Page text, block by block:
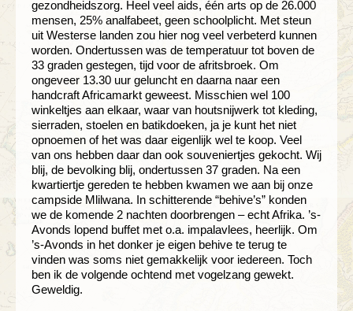
gezondheidszorg. Heel veel aids, één arts op de 26.000
mensen, 25% analfabeet, geen schoolplicht. Met steun
uit Westerse landen zou hier nog veel verbeterd kunnen
worden. Ondertussen was de temperatuur tot boven de
33 graden gestegen, tijd voor de afritsbroek. Om
ongeveer 13.30 uur geluncht en daarna naar een
handcraft Africamarkt geweest. Misschien wel 100
winkeltjes aan elkaar, waar van houtsnijwerk tot kleding,
sierraden, stoelen en batikdoeken, ja je kunt het niet
opnoemen of het was daar eigenlijk wel te koop. Veel
van ons hebben daar dan ook souveniertjes gekocht. Wij
blij, de bevolking blij, ondertussen 37 graden. Na een
kwartiertje gereden te hebben kwamen we aan bij onze
campside Mlilwana. In schitterende “behive’s” konden
we de komende 2 nachten doorbrengen – echt Afrika. ’s-
Avonds lopend buffet met o.a. impalavlees, heerlijk. Om
’s-Avonds in het donker je eigen behive te terug te
vinden was soms niet gemakkelijk voor iedereen. Toch
ben ik de volgende ochtend met vogelzang gewekt.
Geweldig.